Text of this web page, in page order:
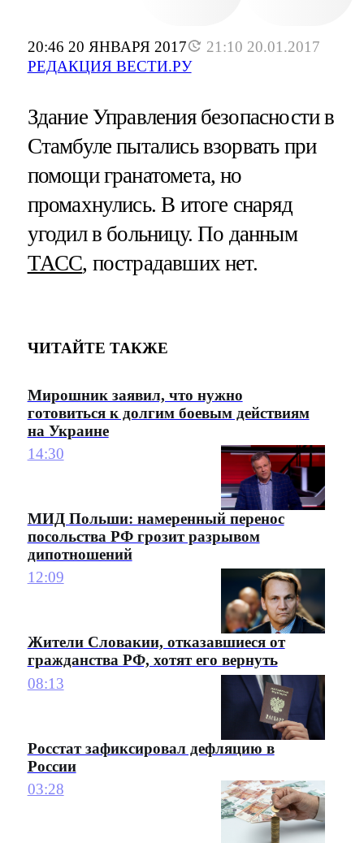
20:46 20 ЯНВАРЯ 2017
21:10 20.01.2017
РЕДАКЦИЯ ВЕСТИ.РУ
Здание Управления безопасности в
Стамбуле пытались взорвать при
помощи гранатомета, но
промахнулись. В итоге снаряд
угодил в больницу. По данным
ТАСС, пострадавших нет.
ЧИТАЙТЕ ТАКЖЕ
Мирошник заявил, что нужно
готовиться к долгим боевым действиям
на Украине
14:30
МИД Польши: намеренный перенос
посольства РФ грозит разрывом
дипотношений
12:09
Жители Словакии, отказавшиеся от
гражданства РФ, хотят его вернуть
08:13
Росстат зафиксировал дефляцию в
России
03:28